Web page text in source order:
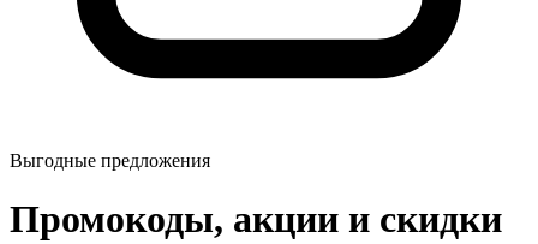
Выгодные предложения
Промокоды, акции и скидки